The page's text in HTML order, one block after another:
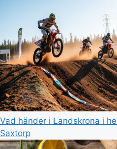
Vad händer i Landskrona i
Saxtorp